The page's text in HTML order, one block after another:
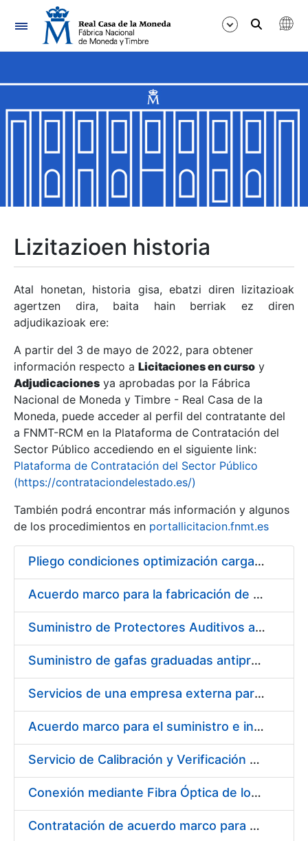
Nabigazioa
Erakutsi/Ezkutatu
Erakutsi/Ezkutatu
Erakutsi/Ezkutatu
Erakutsi/Ezkutatu
Erakutsi/Ezkutatu
Erakutsi/Ezkutatu
Erakutsi/Ezkutatu
Erakutsi/Ezkutatu
Lizitazioen historia
Atal honetan, historia gisa, ebatzi diren lizitazioak
agertzen dira, baita hain berriak ez diren
adjudikazioak ere:
A partir del 3 de mayo de 2022, para obtener
información respecto a Licitaciones en curso y
Adjudicaciones ya aprobadas por la Fábrica
Nacional de Moneda y Timbre - Real Casa de la
Moneda, puede acceder al perfil del contratante del
a FNMT-RCM en la Plataforma de Contratación del
Sector Público accediendo en el siguiente link:
Plataforma de Contratación del Sector Público
(https://contrataciondelestado.es/)
También podrá encontrar más información y algunos
de los procedimientos en portallicitacion.fnmt.es
Pliego condiciones optimización cargas compras firmado
Acuerdo marco para la fabricación de piezas
Suministro de Protectores Auditivos a medida para las personas trabajadoras de los Centros de Trabajo de Madrid y Burgos
Suministro de gafas graduadas antiproyecciones para los trabajadores de la FNMT-RCM en los centros de trabajo de Madrid y Burgos
Servicios de una empresa externa para el asesoramiento y resolución de los recursos de alzada que se presentan relacionados con procesos de selección para la FNMT-RCM
Acuerdo marco para el suministro e instalación de persianas, estores y otros complementos
Servicio de Calibración y Verificación Externa de los Equipos de Medición del Servicio de Prevención de la FNMT-RCM
Conexión mediante Fibra Óptica de los Centros de Proceso de Datos (CPDs) de las sedes de la FNMT-RCM de Burgos y Madrid
Contratación de acuerdo marco para el Suministro de Material de Electricidad para la Fábrica Nacional de Moneda y Timbre-Real Casa de la Moneda en su centro de trabajo de Burgos